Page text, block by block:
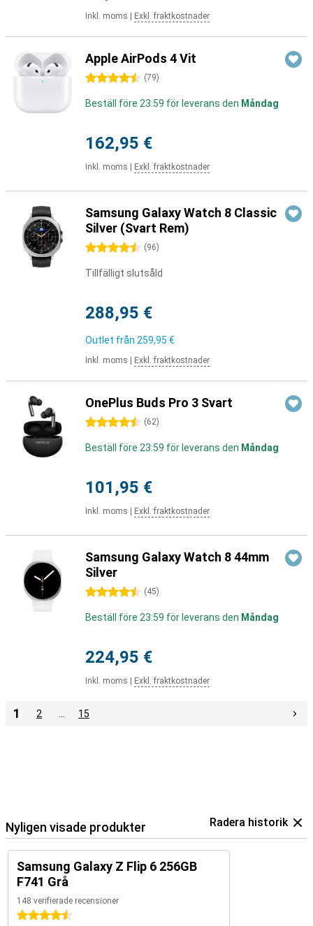
Inkl. moms Exkl. fraktkostnader
Apple AirPods 4 Vit
4.5 stjärnor (79)
Beställ före 23:59 för leverans den Måndag
162,95 €
Inkl. moms Exkl. fraktkostnader
Samsung Galaxy Watch 8 Classic
Silver (Svart Rem)
4.5 stjärnor (96)
Tillfälligt slutsåld
288,95 €
Outlet från 259,95 €
Inkl. moms Exkl. fraktkostnader
OnePlus Buds Pro 3 Svart
4.5 stjärnor (62)
Beställ före 23:59 för leverans den Måndag
101,95 €
Inkl. moms Exkl. fraktkostnader
Samsung Galaxy Watch 8 44mm
Silver
4.5 stjärnor (45)
Beställ före 23:59 för leverans den Måndag
224,95 €
Inkl. moms Exkl. fraktkostnader
1 2 15
Nyligen visade produkter Radera historik
Samsung Galaxy Z Flip 6 256GB
F741 Grå
148 verifierade recensioner
4.5 stjärnor